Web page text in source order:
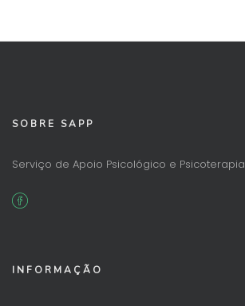
SOBRE SAPP
Serviço de Apoio Psicológico e Psicoterapia
INFORMAÇÃO